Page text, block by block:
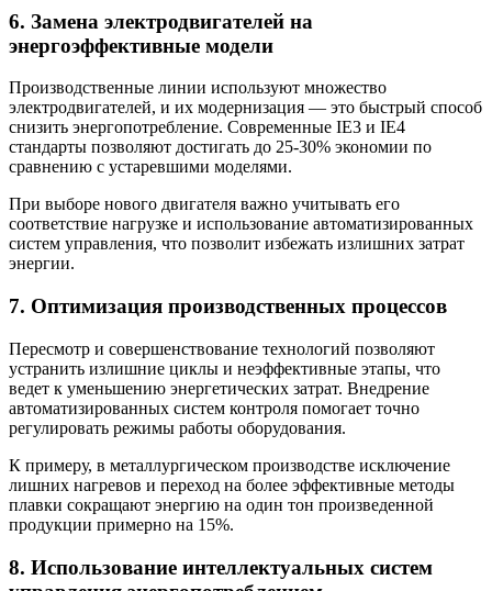
6. Замена электродвигателей на
энергоэффективные модели
Производственные линии используют множество
электродвигателей, и их модернизация — это быстрый способ
снизить энергопотребление. Современные IE3 и IE4
стандарты позволяют достигать до 25-30% экономии по
сравнению с устаревшими моделями.
При выборе нового двигателя важно учитывать его
соответствие нагрузке и использование автоматизированных
систем управления, что позволит избежать излишних затрат
энергии.
7. Оптимизация производственных процессов
Пересмотр и совершенствование технологий позволяют
устранить излишние циклы и неэффективные этапы, что
ведет к уменьшению энергетических затрат. Внедрение
автоматизированных систем контроля помогает точно
регулировать режимы работы оборудования.
К примеру, в металлургическом производстве исключение
лишних нагревов и переход на более эффективные методы
плавки сокращают энергию на один тон произведенной
продукции примерно на 15%.
8. Использование интеллектуальных систем